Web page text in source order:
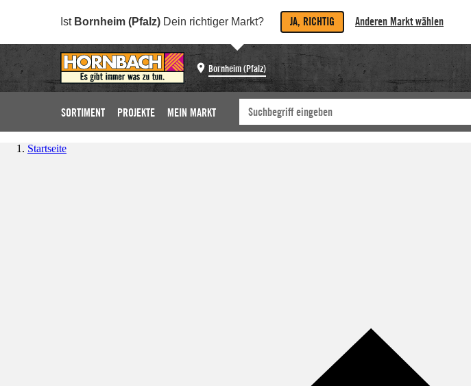
Ist Bornheim (Pfalz) Dein richtiger Markt? JA, RICHTIG Anderen Markt wählen
Bornheim (Pfalz)
SORTIMENT PROJEKTE MEIN MARKT
Startseite